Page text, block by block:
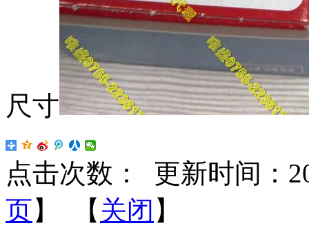
尺寸
点击次数：
更新时间：
页】 【 关闭 】